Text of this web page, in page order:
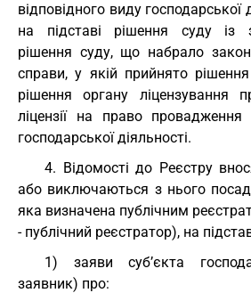
відповідного виду господарської
на підставі рішення суду із
рішення суду, що набрало
справи, у якій прийнято
рішення органу ліцензування
ліцензії на право провадження
господарської діяльності.
4. Відомості до Реєстру
або виключаються з нього
яка визначена публічним
- публічний реєстратор), на
1) заяви суб’єкта
заявник) про: